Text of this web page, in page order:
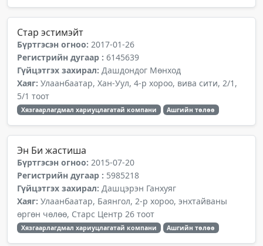
Стар эстимэйт
Бүртгэсэн огноо: 2017-01-26
Регистрийн дугаар : 6145639
Гүйцэтгэх захирал: Дашдондог Мөнход
Хаяг: Улаанбаатар, Хан-Уул, 4-р хороо, вива сити, 2/1,
5/1 тоот
Хязгаарлагдмал хариуцлагатай компани Ашгийн төлөө
Эн Би жастиша
Бүртгэсэн огноо: 2015-07-20
Регистрийн дугаар : 5985218
Гүйцэтгэх захирал: Дашцэрэн Ганхуяг
Хаяг: Улаанбаатар, Баянгол, 2-р хороо, энхтайваны
өргөн чөлөө, Старс Центр 26 тоот
Хязгаарлагдмал хариуцлагатай компани Ашгийн төлөө